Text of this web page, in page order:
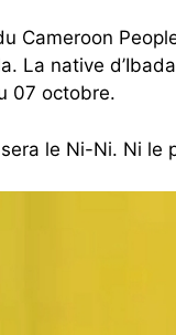
Cameroon
La native
07 octobre.
sera le Ni-Ni. Ni